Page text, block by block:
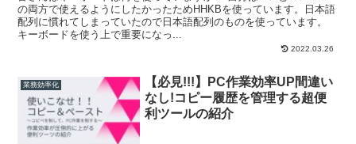
の両方で使えるようにしたかったためHHKBを使っています。日本語
配列に慣れてしまっていたので日本語配列のものを使っています。
キーボードを使う上で重要になっ...
2022.03.26
業務効率化
【必見!!!】PC作業効率UP間違い
なし!コピー履歴を管理する超便
利ツールの紹介